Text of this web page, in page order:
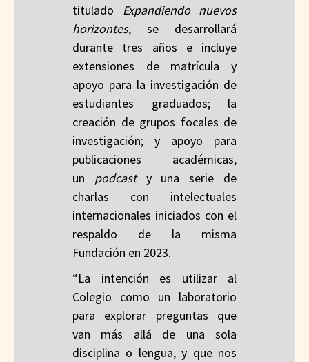
titulado Expandiendo nuevos
horizontes, se desarrollará
durante tres años e incluye
extensiones de matrícula y
apoyo para la investigación de
estudiantes graduados; la
creación de grupos focales de
investigación; y apoyo para
publicaciones académicas,
un podcasty una serie de
charlas con intelectuales
internacionales iniciados con el
respaldo de la misma
Fundación en 2023.
“La intención es utilizar al
Colegio como un laboratorio
para explorar preguntas que
van más allá de una sola
disciplina o lengua, y que nos